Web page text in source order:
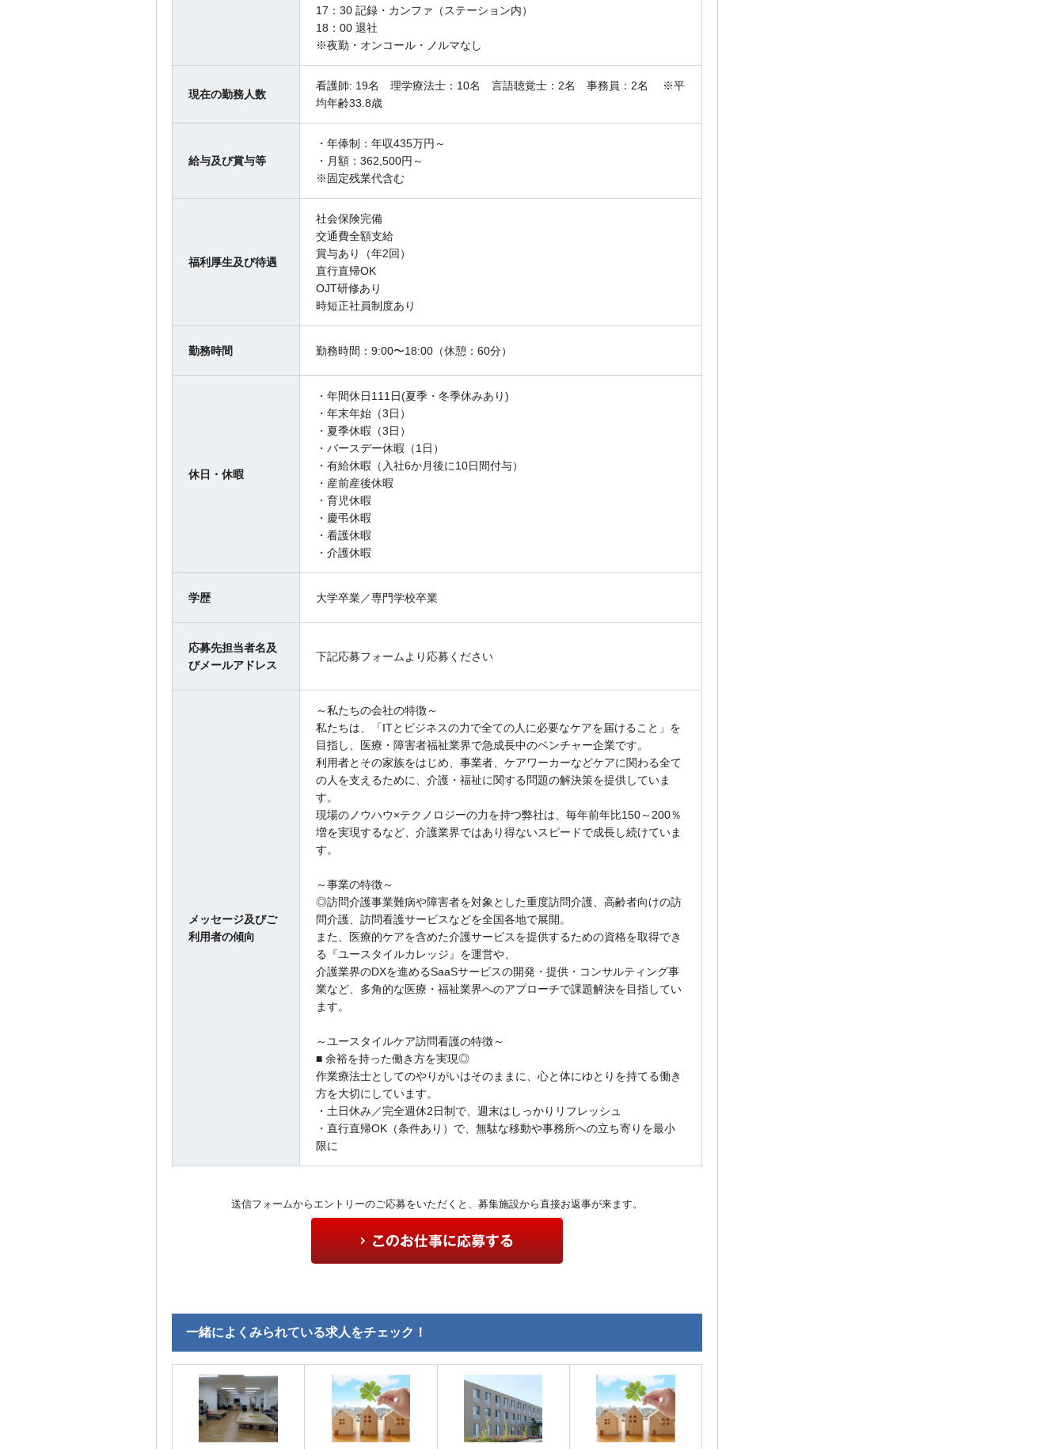
17：30 記録・カンファ（ステーション内）
18：00 退社
※夜勤・オンコール・ノルマなし
現在の勤務人数
看護師: 19名 理学療法士：10名 言語聴覚士：2名 事務員：2名 ※平
均年齢33.8歳
給与及び賞与等
・年俸制：年収435万円～
・月額：362,500円～
※固定残業代含む
福利厚生及び待遇
社会保険完備
交通費全額支給
賞与あり（年2回）
直行直帰OK
OJT研修あり
時短正社員制度あり
勤務時間 勤務時間：9:00〜18:00（休憩：60分）
休日・休暇
・年間休日111日(夏季・冬季休みあり)
・年末年始（3日）
・夏季休暇（3日）
・バースデー休暇（1日）
・有給休暇（入社6か月後に10日間付与）
・産前産後休暇
・育児休暇
・慶弔休暇
・看護休暇
・介護休暇
学歴 大学卒業／専門学校卒業
応募先担当者名及
びメールアドレス
下記応募フォームより応募ください
メッセージ及びご
利用者の傾向
～私たちの会社の特徴～
私たちは、「ITとビジネスの力で全ての人に必要なケアを届けること」を
目指し、医療・障害者福祉業界で急成長中のベンチャー企業です。
利用者とその家族をはじめ、事業者、ケアワーカーなどケアに関わる全て
の人を支えるために、介護・福祉に関する問題の解決策を提供していま
す。
現場のノウハウ×テクノロジーの力を持つ弊社は、毎年前年比150～200％
増を実現するなど、介護業界ではあり得ないスピードで成長し続けていま
す。
～事業の特徴～
◎訪問介護事業難病や障害者を対象とした重度訪問介護、高齢者向けの訪
問介護、訪問看護サービスなどを全国各地で展開。
また、医療的ケアを含めた介護サービスを提供するための資格を取得でき
る『ユースタイルカレッジ』を運営や、
介護業界のDXを進めるSaaSサービスの開発・提供・コンサルティング事
業など、多角的な医療・福祉業界へのアプローチで課題解決を目指してい
ます。
～ユースタイルケア訪問看護の特徴～
■ 余裕を持った働き方を実現◎
作業療法士としてのやりがいはそのままに、心と体にゆとりを持てる働き
方を大切にしています。
・土日休み／完全週休2日制で、週末はしっかりリフレッシュ
・直行直帰OK（条件あり）で、無駄な移動や事務所への立ち寄りを最小
限に
送信フォームからエントリーのご応募をいただくと、募集施設から直接お返事が来ます。
一緒によくみられている求人をチェック！